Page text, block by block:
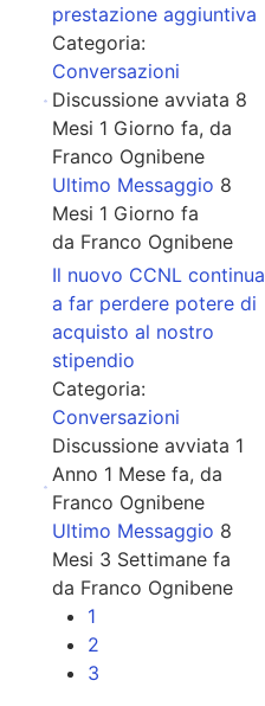
prestazione aggiuntiva
Categoria:
Conversazioni
Discussione avviata 8
Mesi 1 Giorno fa, da
Franco Ognibene
Ultimo Messaggio 8
Mesi 1 Giorno fa
da Franco Ognibene
Il nuovo CCNL continua
a far perdere potere di
acquisto al nostro
stipendio
Categoria:
Conversazioni
Discussione avviata 1
Anno 1 Mese fa, da
Franco Ognibene
Ultimo Messaggio 8
Mesi 3 Settimane fa
da Franco Ognibene
1
2
3